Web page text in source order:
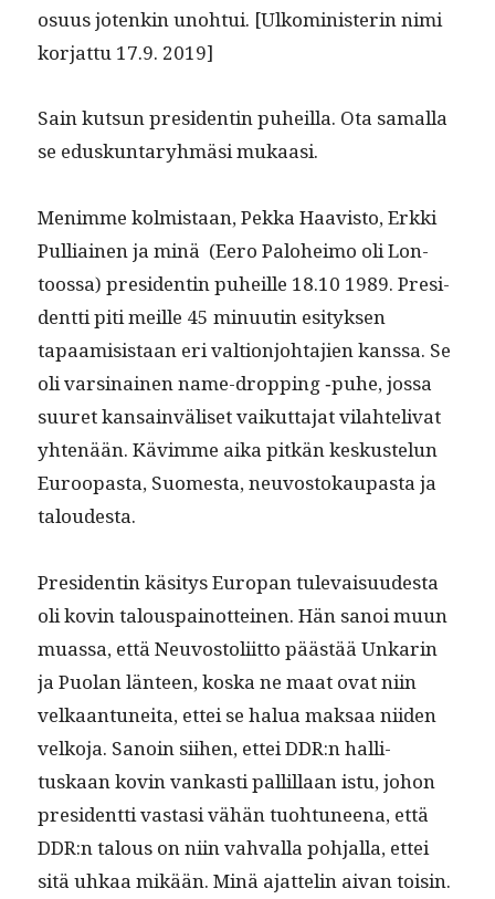
osu­us jotenkin uno­h­tui. [Ulko­min­is­terin nimi
kor­jat­tu 17.9. 2019]
Sain kut­sun pres­i­dentin puheil­la. Ota samal­la
se eduskun­taryh­mäsi mukaasi.
Menimme kolmis­taan, Pekka Haav­is­to, Erk­ki
Pul­li­ainen ja minä (Eero Palo­heimo oli Lon­
toos­sa) pres­i­dentin puheille 18.10 1989. Pres­i­
dent­ti piti meille 45 min­uutin esi­tyk­sen
tapaami­sis­taan eri val­tion­jo­hta­jien kanssa. Se
oli varsi­nainen name-drop­ping ‑puhe, jos­sa
suuret kan­sain­väliset vaikut­ta­jat vilahte­liv­at
yht­enään. Kävimme aika pitkän keskustelun
Euroopas­ta, Suomes­ta, neu­vos­tokau­pas­ta ja
taloudesta.
Pres­i­dentin käsi­tys Europan tule­vaisu­ud­es­ta
oli kovin talou­s­pain­ot­teinen. Hän sanoi muun
muas­sa, että Neu­vos­toli­it­to päästää Unkarin
ja Puolan län­teen, kos­ka ne maat ovat niin
velka­an­tunei­ta, ettei se halua mak­saa niiden
velko­ja. Sanoin siihen, ettei DDR:n hal­li­
tuskaan kovin vankasti pallil­laan istu, johon
pres­i­dent­ti vas­tasi vähän tuo­htuneena, että
DDR:n talous on niin vah­val­la poh­jal­la, ettei
sitä uhkaa mikään. Minä ajat­telin aivan toisin.